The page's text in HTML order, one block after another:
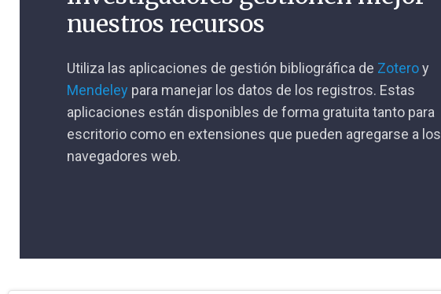
nuestros recursos
Utiliza las aplicaciones de gestión bibliográfica de Zoteroy
Mendeley para manejar los datos de los registros. Estas
aplicaciones están disponibles de forma gratuita tanto para
escritorio como en extensiones que pueden agregarse a los
navegadores web.